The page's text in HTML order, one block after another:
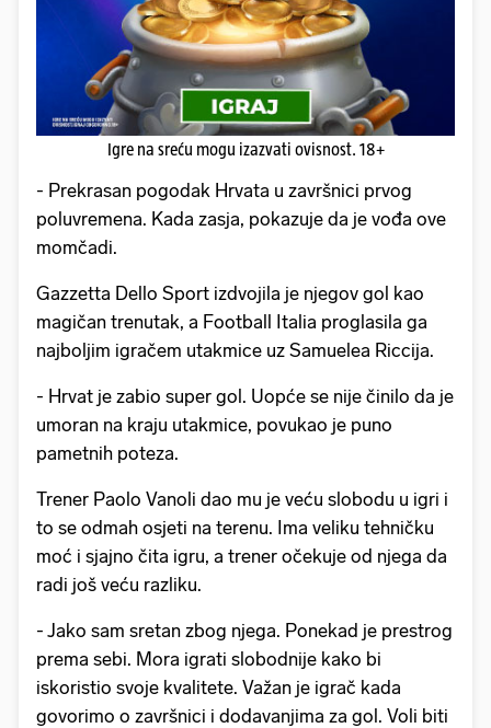
Igre na sreću mogu izazvati ovisnost. 18+
- Prekrasan pogodak Hrvata u završnici prvog
poluvremena. Kada zasja, pokazuje da je vođa ove
momčadi.
Gazzetta Dello Sport izdvojila je njegov gol kao
magičan trenutak, a Football Italia proglasila ga
najboljim igračem utakmice uz Samuelea Riccija.
- Hrvat je zabio super gol. Uopće se nije činilo da je
umoran na kraju utakmice, povukao je puno
pametnih poteza.
Trener Paolo Vanoli dao mu je veću slobodu u igri i
to se odmah osjeti na terenu. Ima veliku tehničku
moć i sjajno čita igru, a trener očekuje od njega da
radi još veću razliku.
- Jako sam sretan zbog njega. Ponekad je prestrog
prema sebi. Mora igrati slobodnije kako bi
iskoristio svoje kvalitete. Važan je igrač kada
govorimo o završnici i dodavanjima za gol. Voli biti